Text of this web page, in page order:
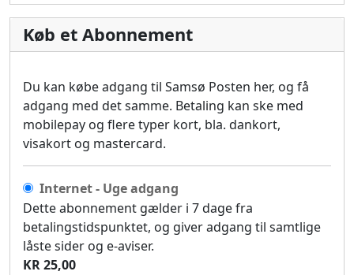
Køb et Abonnement
Du kan købe adgang til Samsø Posten her, og få
adgang med det samme. Betaling kan ske med
mobilepay og flere typer kort, bla. dankort,
visakort og mastercard.
Internet - Uge adgang
Dette abonnement gælder i 7 dage fra
betalingstidspunktet, og giver adgang til samtlige
låste sider og e-aviser.
KR 25,00